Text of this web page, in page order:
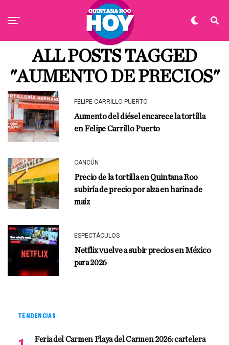
ALL POSTS TAGGED
"AUMENTO DE PRECIOS"
FELIPE CARRILLO PUERTO
Aumento del diésel encarece la tortilla
en Felipe Carrillo Puerto
CANCÚN
Precio de la tortilla en Quintana Roo
subiría de precio por alza en harina de
maíz
ESPECTÁCULOS
Netflix vuelve a subir precios en México
para 2026
TENDENCIAS
Feria del Carmen Playa del Carmen 2026: cartelera